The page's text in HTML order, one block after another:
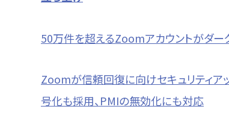
50万件を超えるZoomアカウントがダー
Zoomが信頼回復に向けセキュリティア
号化も採用、PMIの無効化にも対応